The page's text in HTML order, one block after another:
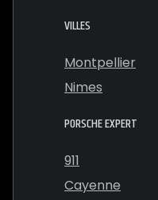
VILLES
Montpellier
Nimes
PORSCHE EXPERT
911
Cayenne